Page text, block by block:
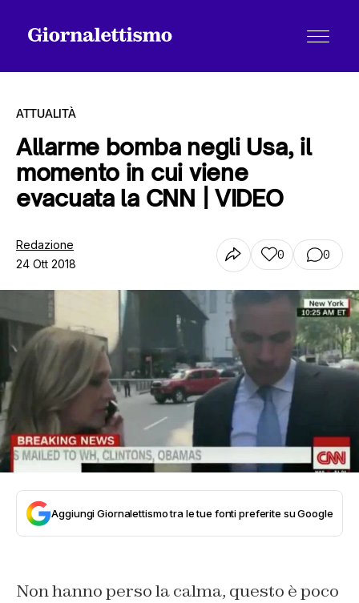
Tutti gli articoli
Chi siamo
Contatti
ATTUALITÀ
Allarme bomba negli Usa, il
momento in cui viene
evacuata la CNN | VIDEO
Redazione
24 Ott 2018
0 0
Aggiungi Giornalettismo tra le tue fonti preferite su Google
Non hanno perso la calma, questo è poco